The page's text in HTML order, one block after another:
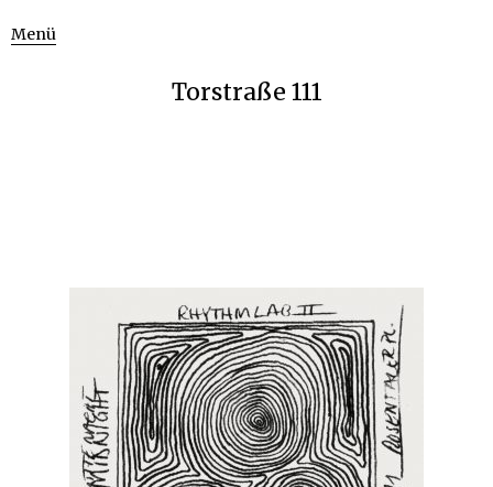
Menü
Torstraße 111